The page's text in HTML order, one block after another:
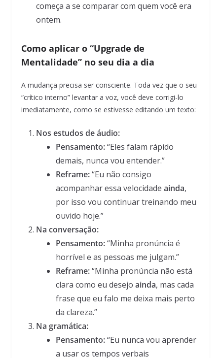
começa a se comparar com quem você era
ontem.
Como aplicar o “Upgrade de
Mentalidade” no seu dia a dia
A mudança precisa ser consciente. Toda vez que o seu
“crítico interno” levantar a voz, você deve corrigi-lo
imediatamente, como se estivesse editando um texto:
Nos estudos de áudio:
Pensamento:“Eles falam rápido
demais, nunca vou entender.”
Reframe:“Eu não consigo
acompanhar essa velocidade ainda,
por isso vou continuar treinando meu
ouvido hoje.”
Na conversação:
Pensamento:“Minha pronúncia é
horrível e as pessoas me julgam.”
Reframe:“Minha pronúncia não está
clara como eu desejo ainda, mas cada
frase que eu falo me deixa mais perto
da clareza.”
Na gramática:
Pensamento:“Eu nunca vou aprender
a usar os tempos verbais